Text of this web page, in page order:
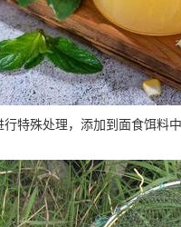
特殊处理，添加到面食饵料